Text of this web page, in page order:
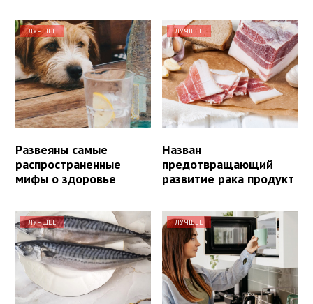
ЛУЧШЕЕ
Развеяны самые
распространенные
мифы о здоровье
ЛУЧШЕЕ
Назван
предотвращающий
развитие рака продукт
ЛУЧШЕЕ ЛУЧШЕЕ